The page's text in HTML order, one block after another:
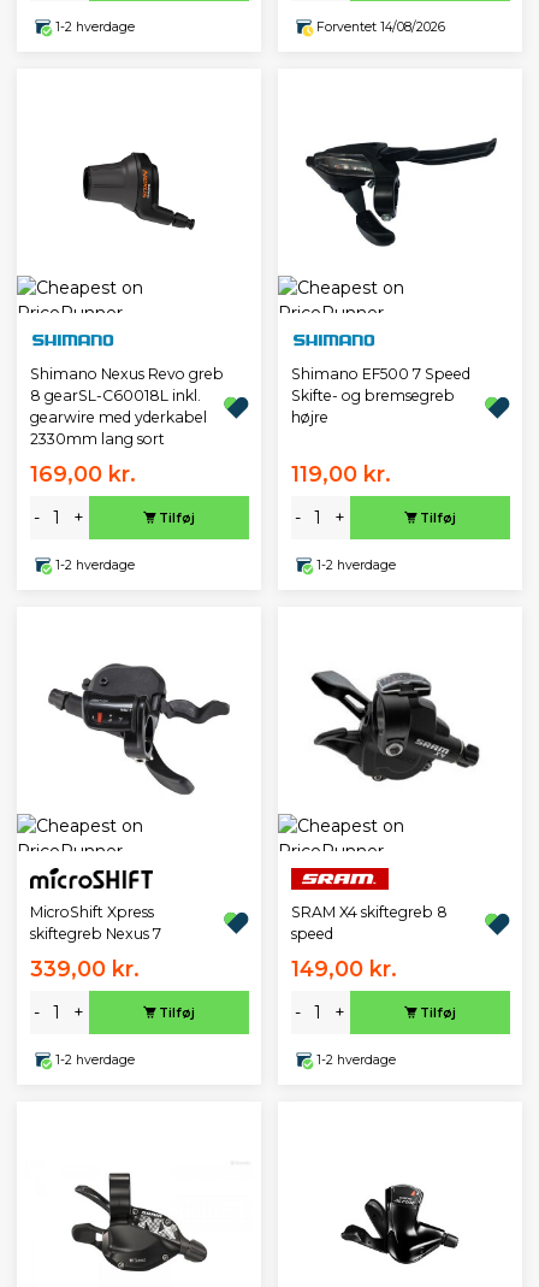
1-2 hverdage Forventet 14/08/2026
Shimano Nexus Revo greb
8 gearSL-C60018L inkl.
gearwire med yderkabel
2330mm lang sort
169,00 kr.
- + Tilføj
1-2 hverdage
Shimano EF500 7 Speed
Skifte- og bremsegreb
højre
119,00 kr.
- + Tilføj
1-2 hverdage
MicroShift Xpress
skiftegreb Nexus 7
339,00 kr.
- + Tilføj
1-2 hverdage
SRAM X4 skiftegreb 8
speed
149,00 kr.
- + Tilføj
1-2 hverdage